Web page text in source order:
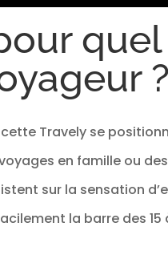
votre valise si
bien pensés et la sangle de
de la valise.
?
Travely se
en famille ou
sur la sensation
la barre des 15